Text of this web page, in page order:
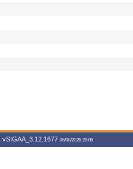
vSIGAA_3.12.1677 06/08/2026 20:05